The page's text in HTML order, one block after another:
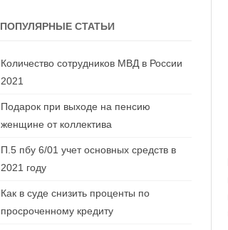
ПОПУЛЯРНЫЕ СТАТЬИ
Количество сотрудников МВД в России
2021
Подарок при выходе на пенсию
женщине от коллектива
П.5 пбу 6/01 учет основных средств в
2021 году
Как в суде снизить проценты по
просроченному кредиту